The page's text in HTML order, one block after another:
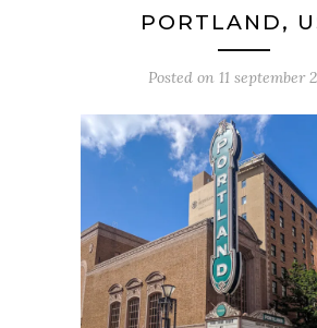
PORTLAND,
Posted on 11 september